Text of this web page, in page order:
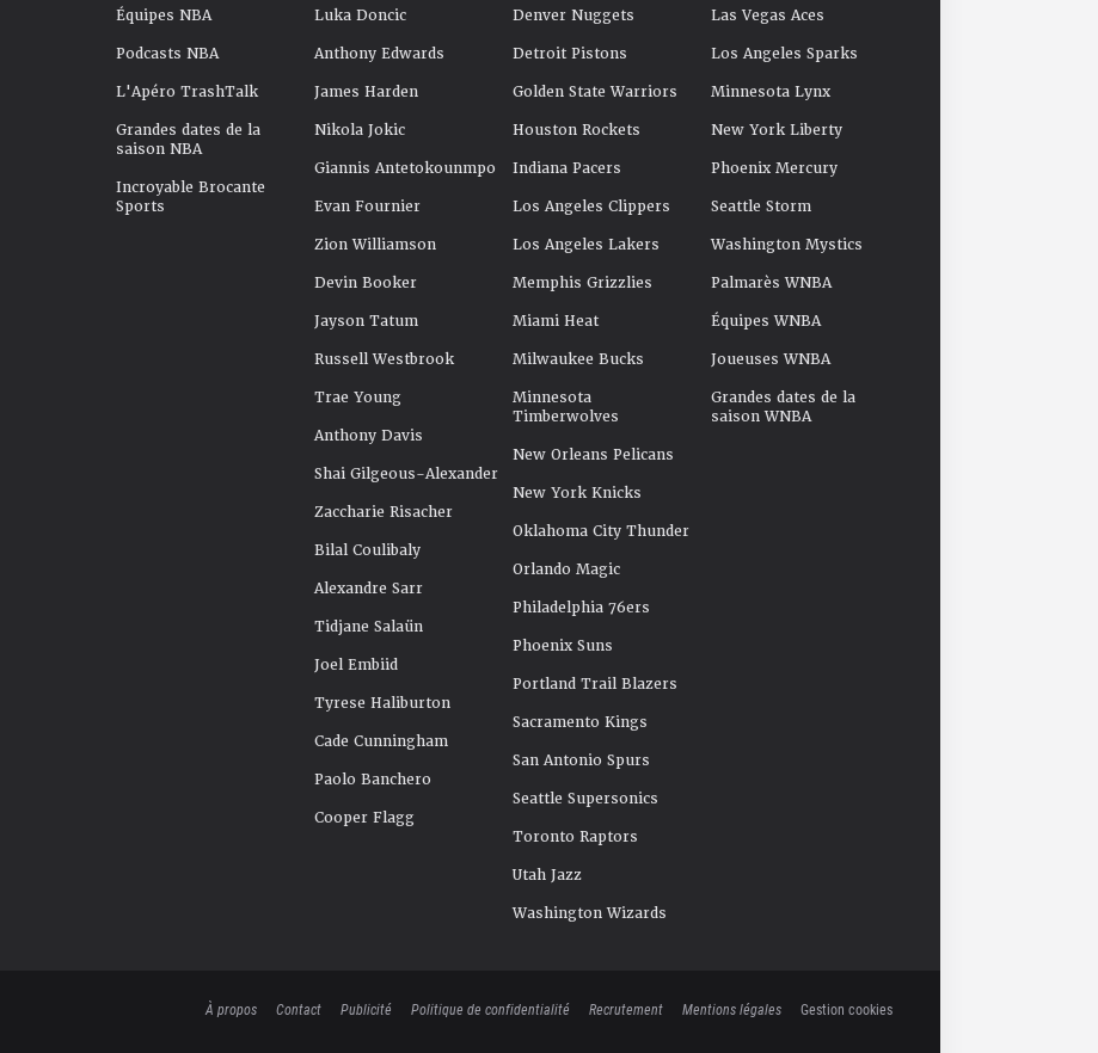
Équipes NBA
Podcasts NBA
L'Apéro TrashTalk
Grandes dates de la
saison NBA
Incroyable Brocante
Sports
Luka Doncic
Anthony Edwards
James Harden
Nikola Jokic
Giannis Antetokounmpo
Evan Fournier
Zion Williamson
Devin Booker
Jayson Tatum
Russell Westbrook
Trae Young
Anthony Davis
Shai Gilgeous-Alexander
Zaccharie Risacher
Bilal Coulibaly
Alexandre Sarr
Tidjane Salaün
Joel Embiid
Tyrese Haliburton
Cade Cunningham
Paolo Banchero
Cooper Flagg
Denver Nuggets
Detroit Pistons
Golden State Warriors
Houston Rockets
Indiana Pacers
Los Angeles Clippers
Los Angeles Lakers
Memphis Grizzlies
Miami Heat
Milwaukee Bucks
Minnesota
Timberwolves
New Orleans Pelicans
New York Knicks
Oklahoma City Thunder
Orlando Magic
Philadelphia 76ers
Phoenix Suns
Portland Trail Blazers
Sacramento Kings
San Antonio Spurs
Seattle Supersonics
Toronto Raptors
Utah Jazz
Washington Wizards
Las Vegas Aces
Los Angeles Sparks
Minnesota Lynx
New York Liberty
Phoenix Mercury
Seattle Storm
Washington Mystics
Palmarès WNBA
Équipes WNBA
Joueuses WNBA
Grandes dates de la
saison WNBA
À propos Contact Publicité Politique de confidentialité Recrutement Mentions légales Gestion cookies